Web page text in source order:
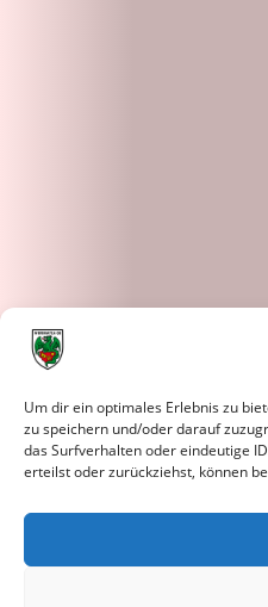
Um dir ein optimales Erlebnis zu
zu speichern und/oder darauf
das Surfverhalten oder eindeutige
erteilst oder zurückziehst, können